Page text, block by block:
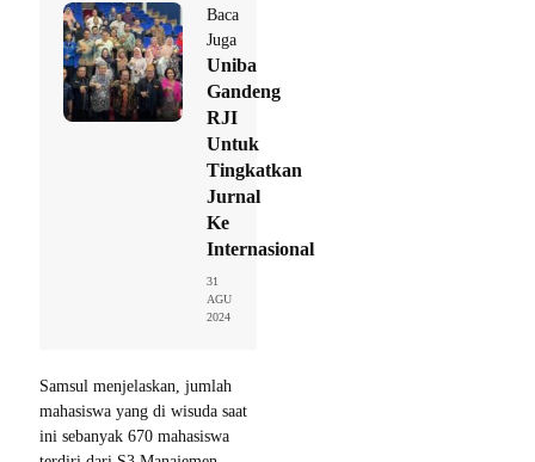
Baca
Juga
Uniba
Gandeng
RJI
Untuk
Tingkatkan
Jurnal
Ke
Internasional
31
AGU
2024
Samsul menjelaskan, jumlah
mahasiswa yang di wisuda saat
ini sebanyak 670 mahasiswa